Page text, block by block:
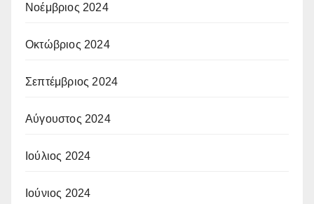
Νοέμβριος 2024
Οκτώβριος 2024
Σεπτέμβριος 2024
Αύγουστος 2024
Ιούλιος 2024
Ιούνιος 2024